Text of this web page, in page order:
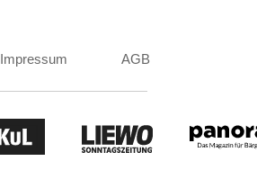
Impressum AGB